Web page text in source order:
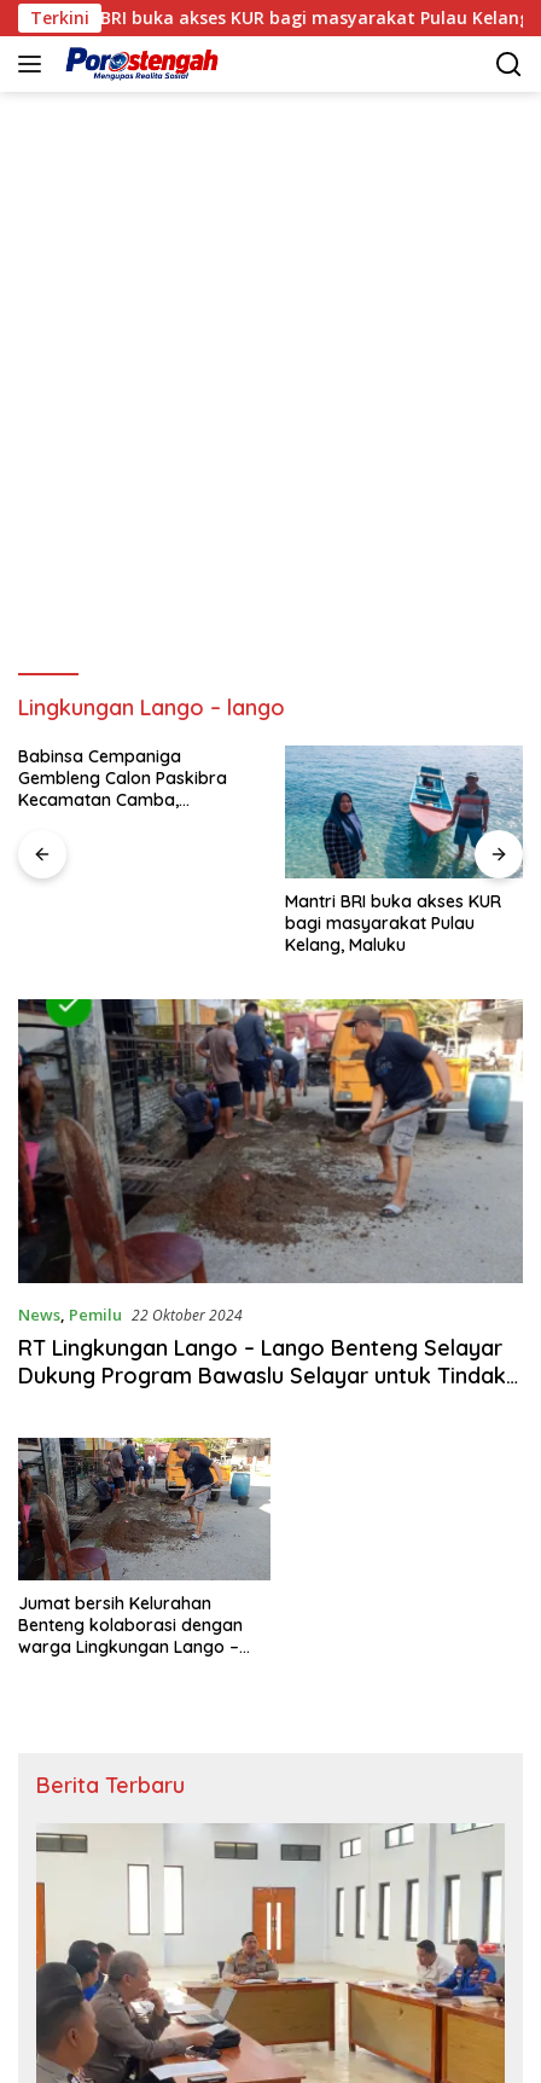
Langsung
ke
konten
Terkini
BRI buka akses KUR bagi masyarakat Pulau Kelang,
Lingkungan Lango – lango
Babinsa Cempaniga
Gembleng Calon Paskibra
Kecamatan Camba,
Semangat Nasionalisme
Mantri BRI buka akses KUR
bagi masyarakat Pulau
Kelang, Maluku
News, Pemilu 22 Oktober 2024
RT Lingkungan Lango – Lango Benteng Selayar
Dukung Program Bawaslu Selayar untuk Tindak
2024
Jumat bersih Kelurahan
Benteng kolaborasi dengan
warga Lingkungan Lango –
Berita Terbaru